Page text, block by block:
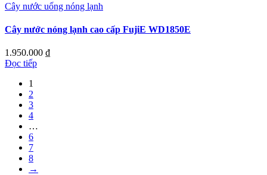
Cây nước uống nóng lạnh
Cây nước nóng lạnh cao cấp FujiE WD1850E
1.950.000 ₫
Đọc tiếp
1
2
3
4
…
6
7
8
→